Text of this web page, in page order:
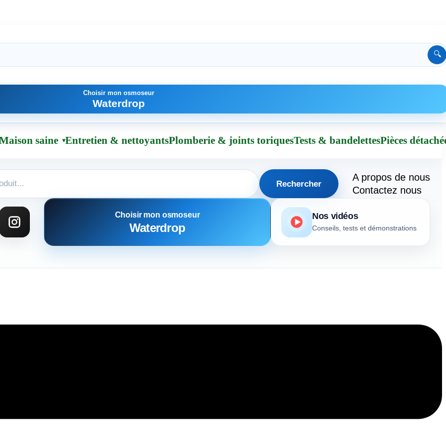
🔍
Choisir mon osmoseur
Waterdrop
saine Entretien & nettoyantsPlomberie & joints toriquesTests & bandelettesPièces
Rechercher
A propos de nous
Contactez nous
Choisir mon osmoseur
Waterdrop
Nos vidéos
Conseils, tests et démonstrations